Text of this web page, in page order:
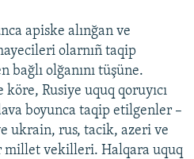
apiske alınğan ve
olarnıñ taqip
olğanını tüşüne.
Rusiye uquq qoruyıcı
boyunca taqip etilgenler –
ukrain, rus, tacik, azeri ve
vekilleri. Halqara uquq